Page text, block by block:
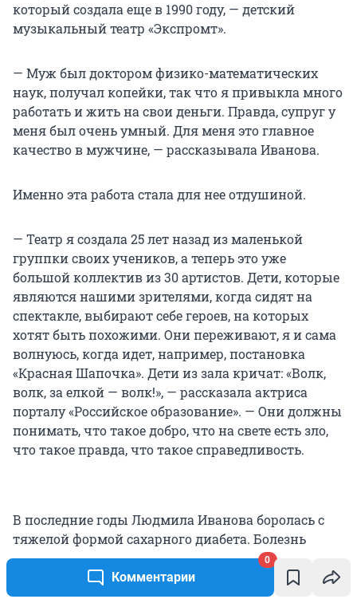
Комментарии
0
который создала еще в 1990 году, — детский
музыкальный театр «Экспромт».
— Муж был доктором физико-математических
наук, получал копейки, так что я привыкла много
работать и жить на свои деньги. Правда, супруг у
меня был очень умный. Для меня это главное
качество в мужчине, — рассказывала Иванова.
Именно эта работа стала для нее отдушиной.
— Театр я создала 25 лет назад из маленькой
группки своих учеников, а теперь это уже
большой коллектив из 30 артистов. Дети, которые
являются нашими зрителями, когда сидят на
спектакле, выбирают себе героев, на которых
хотят быть похожими. Они переживают, я и сама
волнуюсь, когда идет, например, постановка
«Красная Шапочка». Дети из зала кричат: «Волк,
волк, за елкой — волк!», — рассказала актриса
порталу «Российское образование». — Они должны
понимать, что такое добро, что на свете есть зло,
что такое правда, что такое справедливость.
В последние годы Людмила Иванова боролась с
тяжелой формой сахарного диабета. Болезнь
прогрессировала, и актрисе становилось всё
труднее передвигаться без посторонней помощи.
На спектаклях ее можно было увидеть сидящей в